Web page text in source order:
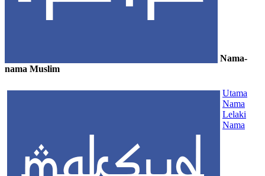
Nama-
nama Muslim
Utama
Nama
Lelaki
Nama